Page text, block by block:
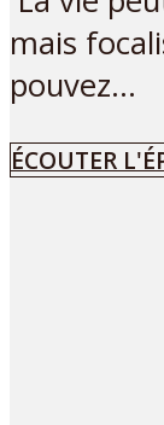
mais
pouvez...
ÉCOUTER